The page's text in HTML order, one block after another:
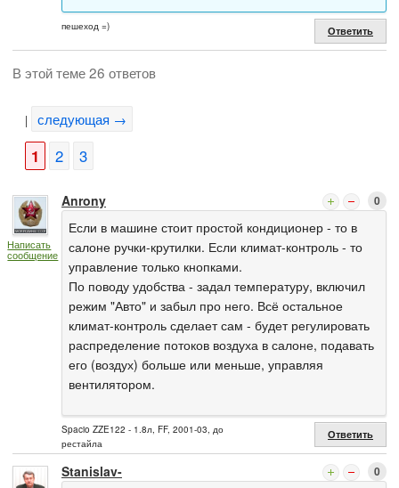
пешеход =) Ответить
В этой теме 26 ответов
| следующая →
1 2 3
Написать
сообщение
Anrony 0
Если в машине стоит простой кондиционер - то в
салоне ручки-крутилки. Если климат-контроль - то
управление только кнопками.
По поводу удобства - задал температуру, включил
режим "Авто" и забыл про него. Всё остальное
климат-контроль сделает сам - будет регулировать
распределение потоков воздуха в салоне, подавать
его (воздух) больше или меньше, управляя
вентилятором.
Spacio ZZE122 - 1.8л, FF, 2001-03, до
рестайла
Ответить
Stanislav- 0